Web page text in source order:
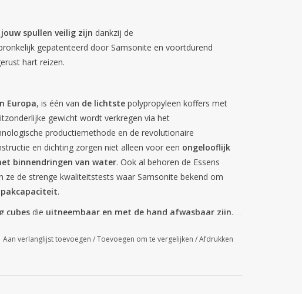
jouw spullen veilig zijn dankzij de
gepatenteerd door Samsonite en voortdurend
hart reizen.
Europa, is één van de lichtstepolypropyleen koffers met
gewicht wordt verkregen via het
productiemethode en de revolutionaire
en dichting zorgen niet alleen voor een ongelooflijk
binnendringen van water. Ook al behoren de Essens
de strenge kwaliteitstests waar Samsonite bekend om
.
cubesdie uitneembaar en met de hand afwasbaar zijn.
tijdens het inpakken : Berg jouw spullen in of onder de
zijn ze in de hoogte verstelbaar. Geen zin om uit te
Aan verlanglijst toevoegen /Toevoegen om te vergelijken /Afdrukken